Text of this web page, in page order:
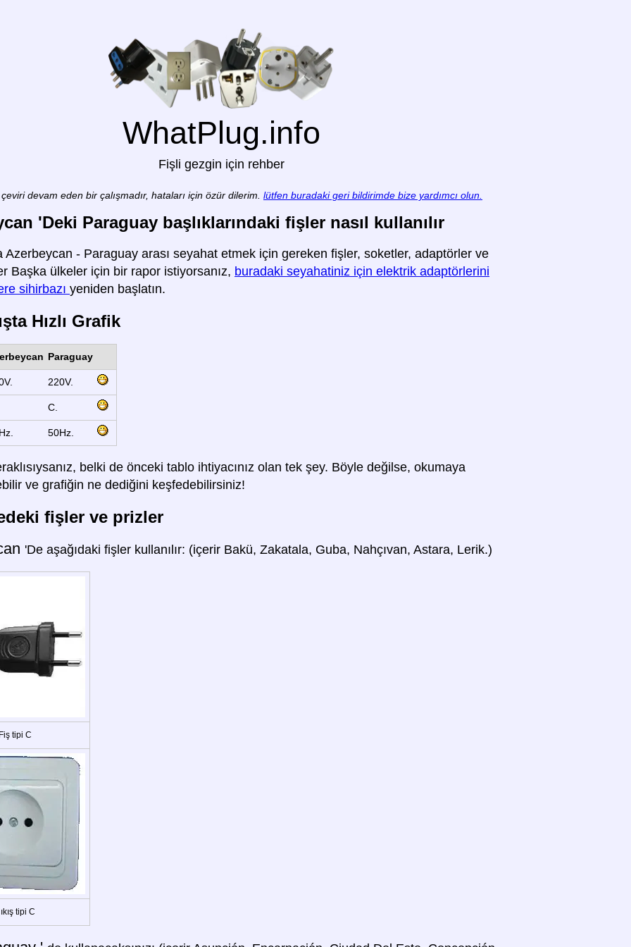
WhatPlug.info
Fişli gezgin için rehber
devam eden bir çalışmadır, hataları için özür dilerim. lütfen buradaki geri bildirimde bize yardımcı olun.
'Deki Paraguay başlıklarındaki fişler nasıl kullanılır
Azerbeycan - Paraguay arası seyahat etmek için gereken fişler, soketler, adaptörler ve
Başka ülkeler için bir rapor istiyorsanız, buradaki seyahatiniz için elektrik adaptörlerini
sihirbazı yeniden başlatın.
Hızlı Grafik
Paraguay
220V.
C.
50Hz.
belki de önceki tablo ihtiyacınız olan tek şey. Böyle değilse, okumaya
ve grafiğin ne dediğini keşfedebilirsiniz!
fişler ve prizler
'De aşağıdaki fişler kullanılır: (içerir Bakü, Zakatala, Guba, Nahçıvan, Astara, Lerik.)
tipi C
tipi C